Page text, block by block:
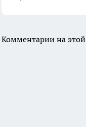
Комментарии на